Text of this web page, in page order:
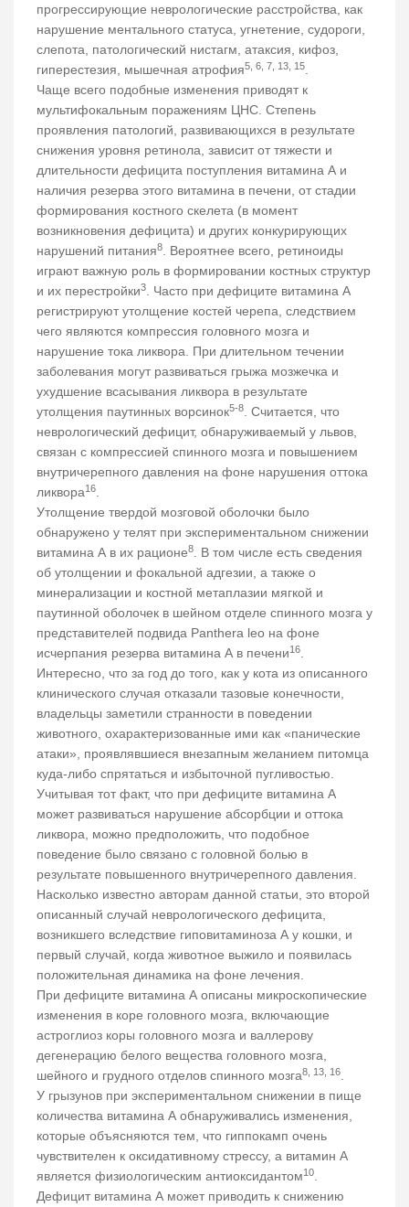
прогрессирующие неврологические расстройства, как
нарушение ментального статуса, угнетение, судороги,
слепота, патологический нистагм, атаксия, кифоз,
гиперестезия, мышечная атрофия5, 6, 7, 13, 15
Чаще всего подобные изменения приводят к
мультифокальным поражениям ЦНС. Степень
проявления патологий, развивающихся в результате
снижения уровня ретинола, зависит от тяжести и
длительности дефицита поступления витамина А и
наличия резерва этого витамина в печени, от стадии
формирования костного скелета (в момент
возникновения дефицита) и других конкурирующих
нарушений питания8
. Вероятнее всего, ретиноиды
играют важную роль в формировании костных структур
и их перестройки3
. Часто при дефиците витамина А
регистрируют утолщение костей черепа, следствием
чего являются компрессия головного мозга и
нарушение тока ликвора. При длительном течении
заболевания могут развиваться грыжа мозжечка и
ухудшение всасывания ликвора в результате
утолщения паутинных ворсинок5-8
. Считается, что
неврологический дефицит, обнаруживаемый у львов,
связан с компрессией спинного мозга и повышением
внутричерепного давления на фоне нарушения оттока
ликвора16
Утолщение твердой мозговой оболочки было
обнаружено у телят при экспериментальном снижении
витамина А в их рационе8
. В том числе есть сведения
об утолщении и фокальной адгезии, а также о
минерализации и костной метаплазии мягкой и
паутинной оболочек в шейном отделе спинного мозга у
представителей подвида Panthera leo на фоне
исчерпания резерва витамина А в печени16
Интересно, что за год до того, как у кота из описанного
клинического случая отказали тазовые конечности,
владельцы заметили странности в поведении
животного, охарактеризованные ими как «панические
атаки», проявлявшиеся внезапным желанием питомца
куда-либо спрятаться и избыточной пугливостью.
Учитывая тот факт, что при дефиците витамина А
может развиваться нарушение абсорбции и оттока
ликвора, можно предположить, что подобное
поведение было связано с головной болью в
результате повышенного внутричерепного давления.
Насколько известно авторам данной статьи, это второй
описанный случай неврологического дефицита,
возникшего вследствие гиповитаминоза А у кошки, и
первый случай, когда животное выжило и появилась
положительная динамика на фоне лечения.
При дефиците витамина А описаны микроскопические
изменения в коре головного мозга, включающие
астроглиоз коры головного мозга и валлерову
дегенерацию белого вещества головного мозга,
шейного и грудного отделов спинного мозга8, 13, 16
У грызунов при экспериментальном снижении в пище
количества витамина А обнаруживались изменения,
которые объясняются тем, что гиппокамп очень
чувствителен к оксидативному стрессу, а витамин А
является физиологическим антиоксидантом10
Дефицит витамина А может приводить к снижению